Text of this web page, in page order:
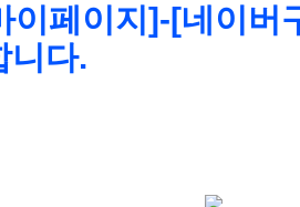
이페이지]-[네이버
니다.